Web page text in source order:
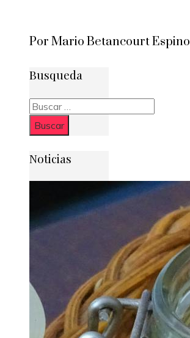
Por Mario Betancourt Espino
Busqueda
Buscar:
Noticias